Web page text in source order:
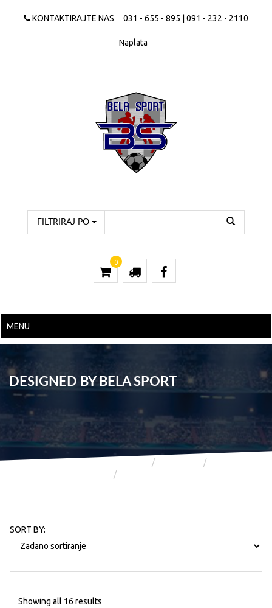
KONTAKTIRAJTE NAS 031 - 655 - 895 | 091 - 232 - 2110
Naplata
FILTRIRAJ PO
0
MENU
DESIGNED BY BELA SPORT
SORT BY:
Showing all 16 results